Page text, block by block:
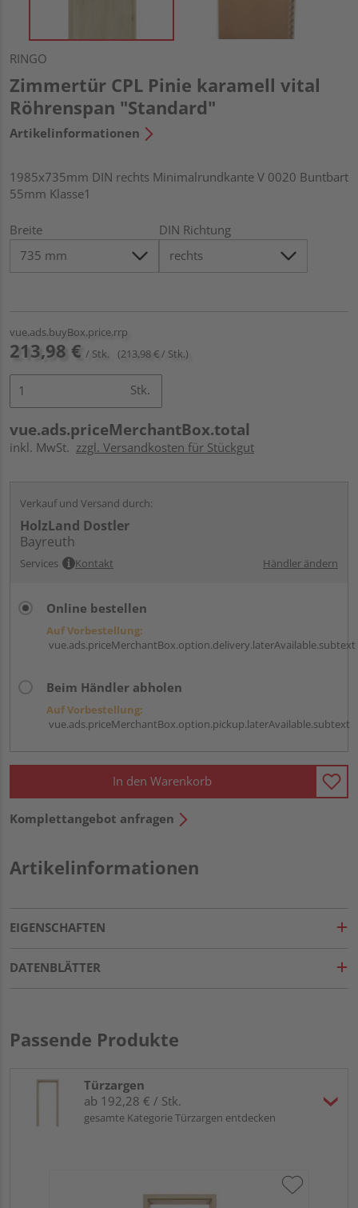
RINGO
Zimmertür CPL Pinie karamell vital
Röhrenspan "Standard"
Artikelinformationen
1985x735mm DIN rechts Minimalrundkante V 0020 Buntbart
55mm Klasse1
Breite DIN Richtung
vue.ads.buyBox.price.rrp
213,98 € / Stk. (213,98 € / Stk.)
Stk.
vue.ads.priceMerchantBox.total
inkl. MwSt. zzgl. Versandkosten für Stückgut
Verkauf und Versand durch:
HolzLand Dostler
Bayreuth
Services Kontakt Händler ändern
Online bestellen
Auf Vorbestellung:
vue.ads.priceMerchantBox.option.delivery.laterAvailable.subtext
Beim Händler abholen
Auf Vorbestellung:
vue.ads.priceMerchantBox.option.pickup.laterAvailable.subtext
In den Warenkorb
Komplettangebot anfragen
Artikelinformationen
EIGENSCHAFTEN
DATENBLÄTTER
Passende Produkte
Türzargen
ab 192,28 € / Stk.
gesamte Kategorie Türzargen entdecken